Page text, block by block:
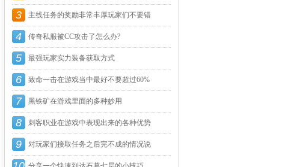
告
3 主线任务的奖励非常丰厚玩家们不要错
过
4 传奇私服被CC攻击了怎么办?
5 最强玩家实力装备获取方式
6 致命一击在游戏当中最好不要超过60%
7 黑铁矿在游戏里面的多种妙用
8 刺客职业在游戏中表现出来的各种优势
9 对玩家们接取任务之后完不成的情况说
明